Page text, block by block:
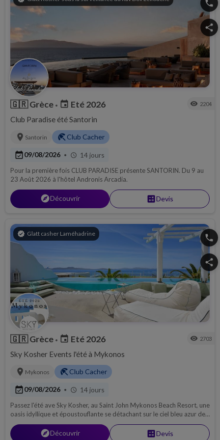
phone
share
🇬🇷Grèce • event Eté 2026 visibility 2204
Club Paradise été Santorin
location_on Santorin beach_access Club Cacher
event_available09/08/2026 • schedule 14 jours
Pour la première fois CLUB PARADISE présente SANTORIN. Du 9 au
23 Août 2026 à l'hôtel Andronis Arcadia.
exploreDécouvrir calculateDevis
verified Glatt casher Laméhadrine phone
share
🇬🇷Grèce • event Eté 2026 visibility 2703
Sky Kosher Events l'été à Mykonos
location_on Mykonos beach_access Club Cacher
event_available09/08/2026 • schedule 14 jours
Passez l'été ave Sky Kosher, au Saint John Mykonos Beach Resort, une
oasis idyllique et époustouflante se détachant sur le ciel bleu azur de
l'île de Mykonos.
exploreDécouvrir calculateDevis